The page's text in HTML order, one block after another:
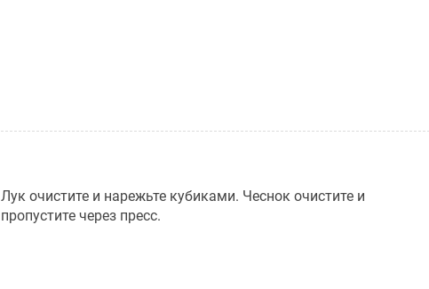
Лук очистите и нарежьте кубиками. Чеснок очистите и
пропустите через пресс.